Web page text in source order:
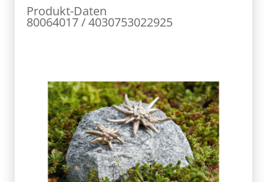
Produkt-Daten
80064017 / 4030753022925